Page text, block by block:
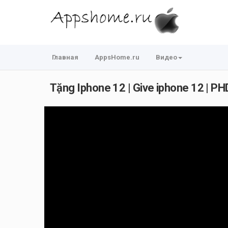
Главная AppsHome.ru Видео
Tặng Iphone 12 | Give iphone 12 |